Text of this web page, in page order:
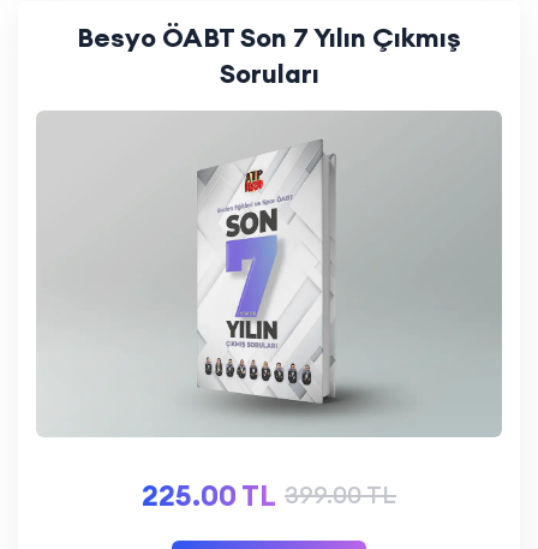
Besyo ÖABT Son 7 Yılın Çıkmış
Soruları
225.00 TL 399.00 TL